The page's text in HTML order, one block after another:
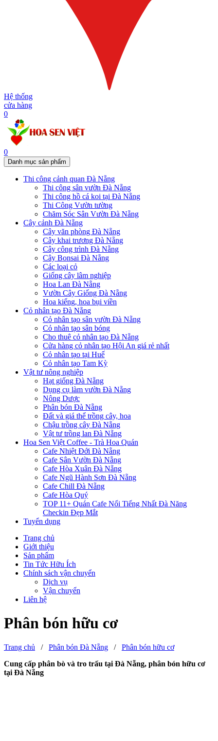
Hệ thống
cửa hàng
0
0
Danh mục sản phẩm
Thi công cảnh quan Đà Nẵng
Thi công sân vườn Đà Nẵng
Thi công hồ cá koi tại Đà Nẵng
Thi Công Vườn tường
Chăm Sóc Sân Vườn Đà Nẵng
Cây cảnh Đà Nẵng
Cây văn phòng Đà Nẵng
Cây khai trương Đà Nẵng
Cây công trình Đà Nẵng
Cây Bonsai Đà Nẵng
Các loại cỏ
Giống cây lâm nghiệp
Hoa Lan Đà Nẵng
Vườn Cây Giống Đà Nẵng
Hoa kiểng, hoa bụi viền
Cỏ nhân tạo Đà Nẵng
Cỏ nhân tạo sân vườn Đà Nẵng
Cỏ nhân tạo sân bóng
Cho thuê cỏ nhân tạo Đà Nẵng
Cửa hàng cỏ nhân tạo Hội An giá rẻ nhất
Cỏ nhân tạo tại Huế
Cỏ nhân tạo Tam Kỳ
Vật tư nông nghiệp
Hạt giống Đà Nẵng
Dụng cụ làm vườn Đà Nẵng
Nông Dược
Phân bón Đà Nẵng
Đất và giá thể trồng cây, hoa
Chậu trồng cây Đà Nẵng
Vật tư trồng lan Đà Nẵng
Hoa Sen Việt Coffee - Trà Hoa Quán
Cafe Nhiệt Đới Đà Nẵng
Cafe Sân Vườn Đà Nẵng
Cafe Hòa Xuân Đà Nẵng
Cafe Ngũ Hành Sơn Đà Nẵng
Cafe Chill Đà Nẵng
Cafe Hòa Quý
TOP 11+ Quán Cafe Nổi Tiếng Nhất Đà Năng
Checkin Đẹp Mắt
Tuyển dụng
Trang chủ
Giới thiệu
Sản phẩm
Tin Tức Hữu Ích
Chính sách vận chuyển
Dịch vụ
Vận chuyển
Liên hệ
Phân bón hữu cơ
Trang chủ / Phân bón Đà Nẵng /
Phân bón hữu cơ
Cung cấp phân bò và tro trấu tại Đà Nẵng, phân bón hữu cơ
tại Đà Nẵng